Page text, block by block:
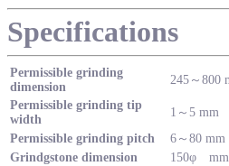
Specifications
Permissible grinding
dimension
245～800
Permissible grinding tip
width
1～5 mm
Permissible grinding pitch
6～80 mm
Grindgstone dimension
150φ mm